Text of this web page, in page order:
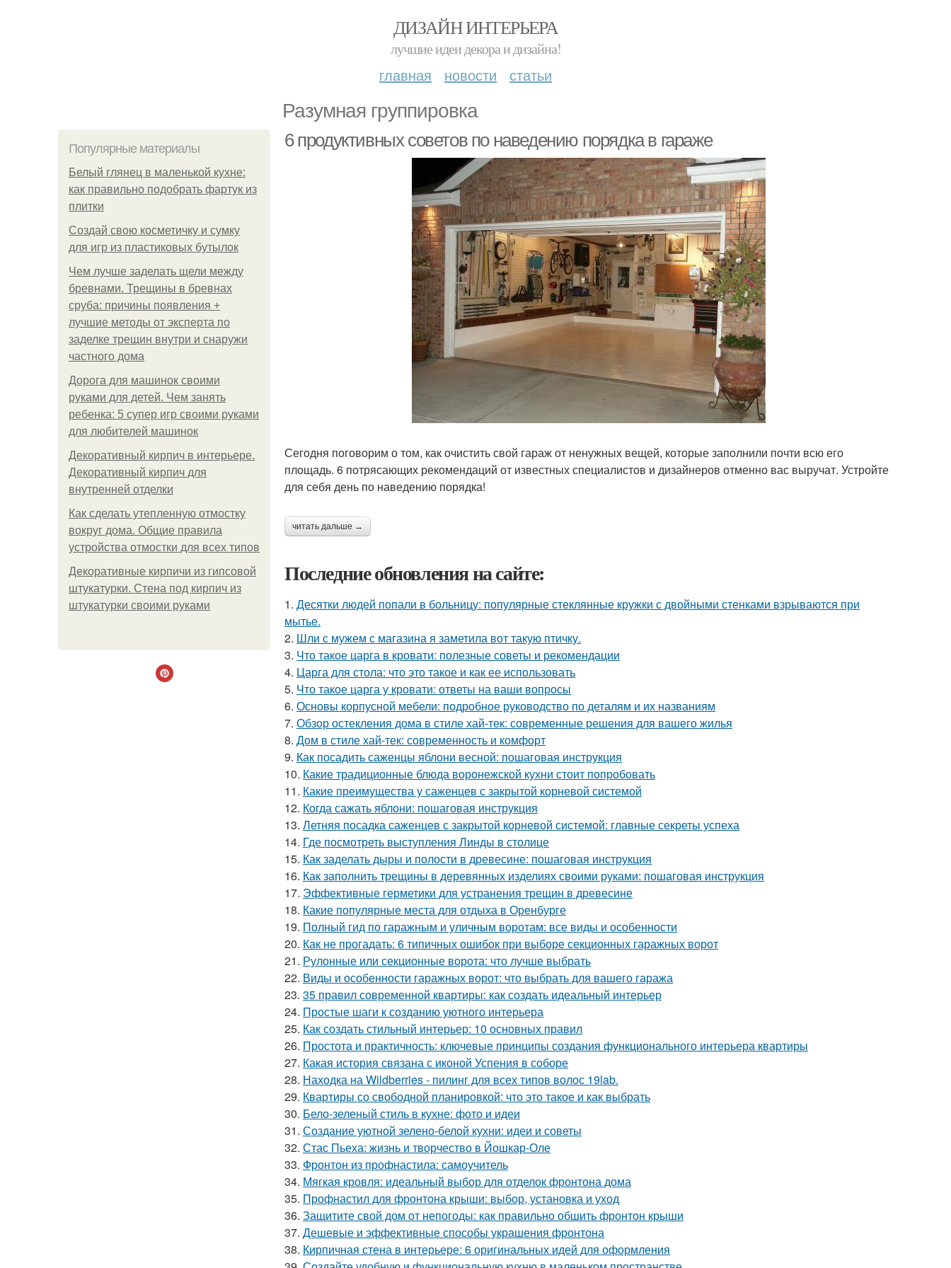
ДИЗАЙН ИНТЕРЬЕРА
лучшие идеи декора и дизайна!
главная новости статьи
Разумная группировка
Популярные материалы
Белый глянец в маленькой кухне:
как правильно подобрать фартук из
плитки
Создай свою косметичку и сумку
для игр из пластиковых бутылок
Чем лучше заделать щели между
бревнами. Трещины в бревнах
сруба: причины появления +
лучшие методы от эксперта по
заделке трещин внутри и снаружи
частного дома
Дорога для машинок своими
руками для детей. Чем занять
ребенка: 5 супер игр своими руками
для любителей машинок
Декоративный кирпич в интерьере.
Декоративный кирпич для
внутренней отделки
Как сделать утепленную отмостку
вокруг дома. Общие правила
устройства отмостки для всех типов
Декоративные кирпичи из гипсовой
штукатурки. Стена под кирпич из
штукатурки своими руками
6 продуктивных советов по наведению порядка в гараже
Сегодня поговорим о том, как очистить свой гараж от ненужных вещей, которые заполнили почти всю его
площадь. 6 потрясающих рекомендаций от известных специалистов и дизайнеров отменно вас выручат. Устройте
для себя день по наведению порядка!
читать дальше →
Последние обновления на сайте:
1. Десятки людей попали в больницу: популярные стеклянные кружки с двойными стенками взрываются при
мытье.
2. Шли с мужем с магазина я заметила вот такую птичку.
3. Что такое царга в кровати: полезные советы и рекомендации
4. Царга для стола: что это такое и как ее использовать
5. Что такое царга у кровати: ответы на ваши вопросы
6. Основы корпусной мебели: подробное руководство по деталям и их названиям
7. Обзор остекления дома в стиле хай-тек: современные решения для вашего жилья
8. Дом в стиле хай-тек: современность и комфорт
9. Как посадить саженцы яблони весной: пошаговая инструкция
10. Какие традиционные блюда воронежской кухни стоит попробовать
11. Какие преимущества у саженцев с закрытой корневой системой
12. Когда сажать яблони: пошаговая инструкция
13. Летняя посадка саженцев с закрытой корневой системой: главные секреты успеха
14. Где посмотреть выступления Линды в столице
15. Как заделать дыры и полости в древесине: пошаговая инструкция
16. Как заполнить трещины в деревянных изделиях своими руками: пошаговая инструкция
17. Эффективные герметики для устранения трещин в древесине
18. Какие популярные места для отдыха в Оренбурге
19. Полный гид по гаражным и уличным воротам: все виды и особенности
20. Как не прогадать: 6 типичных ошибок при выборе секционных гаражных ворот
21. Рулонные или секционные ворота: что лучше выбрать
22. Виды и особенности гаражных ворот: что выбрать для вашего гаража
23. 35 правил современной квартиры: как создать идеальный интерьер
24. Простые шаги к созданию уютного интерьера
25. Как создать стильный интерьер: 10 основных правил
26. Простота и практичность: ключевые принципы создания функционального интерьера квартиры
27. Какая история связана с иконой Успения в соборе
28. Находка на Wildberries - пилинг для всех типов волос 19lab.
29. Квартиры со свободной планировкой: что это такое и как выбрать
30. Бело-зеленый стиль в кухне: фото и идеи
31. Создание уютной зелено-белой кухни: идеи и советы
32. Стас Пьеха: жизнь и творчество в Йошкар-Оле
33. Фронтон из профнастила: самоучитель
34. Мягкая кровля: идеальный выбор для отделок фронтона дома
35. Профнастил для фронтона крыши: выбор, установка и уход
36. Защитите свой дом от непогоды: как правильно обшить фронтон крыши
37. Дешевые и эффективные способы украшения фронтона
38. Кирпичная стена в интерьере: 6 оригинальных идей для оформления